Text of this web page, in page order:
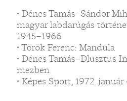
• Dénes Tamás–Sándor
magyar labdarúgás
1945–1966
• Török Ferenc: Mandula
• Dénes Tamás–Dlusztus
mezben
• Képes Sport, 1972. január